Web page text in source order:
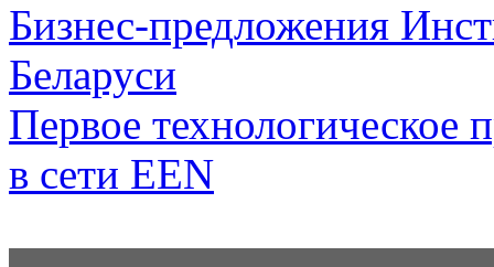
Бизнес-предложения
Беларуси
Первое
в сети EEN